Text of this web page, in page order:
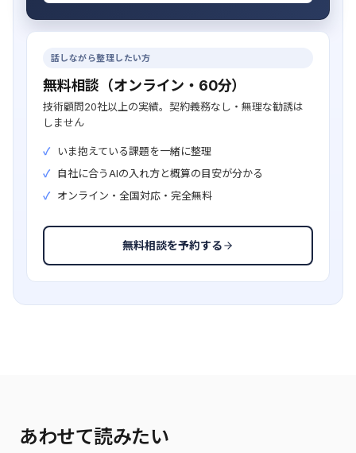
話しながら整理したい方
無料相談（オンライン・60分）
技術顧問20社以上の実績。契約義務なし・無理な勧誘は
しません
いま抱えている課題を一緒に整理
自社に合うAIの入れ方と概算の目安が分かる
オンライン・全国対応・完全無料
無料相談を予約する
あわせて読みたい